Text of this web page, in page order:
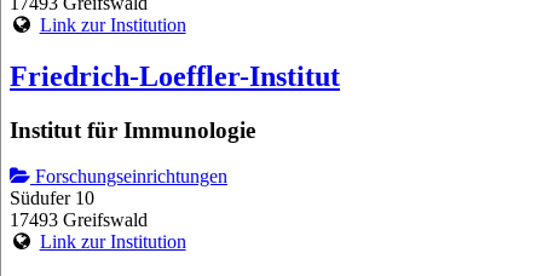
Link zur Institution
Friedrich-Loeffler-Institut
Institut für Immunologie
Forschungseinrichtungen
Südufer 10
17493 Greifswald
Link zur Institution